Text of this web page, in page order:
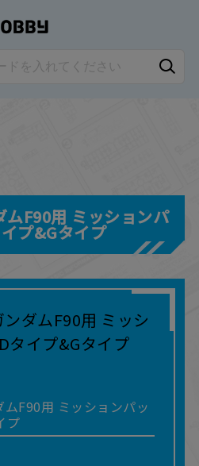
F90用 ミッションパ
プ&Gタイプ
F90用 ミッションパッ
プ